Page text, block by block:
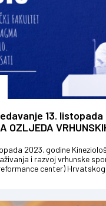
13.
OZLJEDA
2023. godine
i razvoj vrhunske
center)